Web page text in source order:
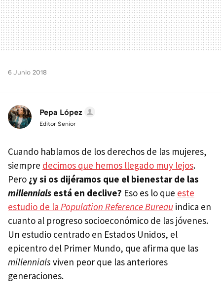
6 Junio 2018
Pepa López
Editor Senior
Cuando hablamos de los derechos de las mujeres,
siempre decimos que hemos llegado muy lejos.
Pero ¿y si os dijéramos que el bienestar de las
millennials está en declive? Eso es lo que este
estudio de la Population Reference Bureau indica en
cuanto al progreso socioeconómico de las jóvenes.
Un estudio centrado en Estados Unidos, el
epicentro del Primer Mundo, que afirma que las
millennials viven peor que las anteriores
generaciones.